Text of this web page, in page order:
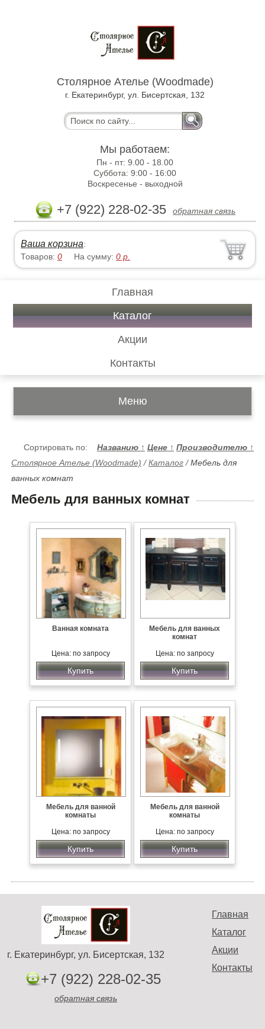
Столярное Ателье (Woodmade)
г. Екатеринбург, ул. Бисертская, 132
Мы работаем:
Пн - пт:9.00 - 18.00
Суббота:9:00 - 16:00
Воскресенье - выходной
+7 (922) 228-02-35 обратная связь
Ваша корзина:
Товаров:0 На сумму:0 р.
Главная
Каталог
Акции
Контакты
Меню
Сортировать по: Названию ↑ Цене ↑ Производителю ↑
Столярное Ателье (Woodmade) /Каталог /Мебель для
ванных комнат
Мебель для ванных комнат
Ванная комната
Цена: по запросу
Купить
Мебель для ванных
комнат
Цена: по запросу
Купить
Мебель для ванной
комнаты
Цена: по запросу
Купить
Мебель для ванной
комнаты
Цена: по запросу
Купить
Главная
Каталог
Акции
Контакты
г. Екатеринбург, ул. Бисертская, 132
+7 (922) 228-02-35
обратная связь